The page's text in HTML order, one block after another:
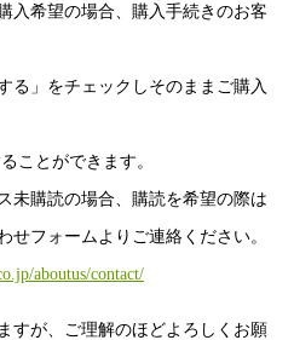
入希望の場合、購入手続きのお客
」をチェックしそのままご購入
とができます。
未購読の場合、購読を希望の際は
フォームよりご連絡ください。
aboutus/contact/
すが、ご理解のほどよろしくお願